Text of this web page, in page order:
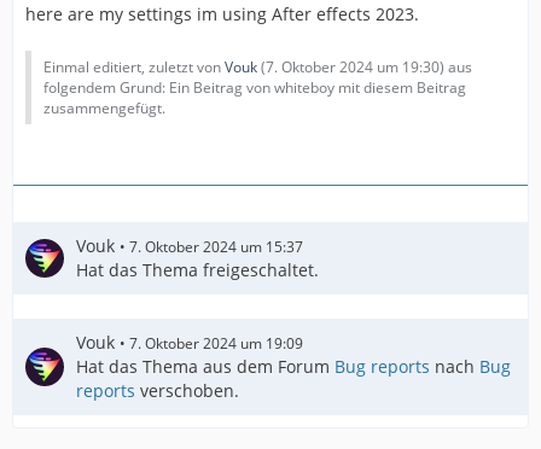
here are my settings im using After effects 2023.
Einmal editiert, zuletzt vonVouk(7. Oktober 2024 um 19:30) aus
folgendem Grund: Ein Beitrag von whiteboy mit diesem Beitrag
zusammengefügt.
Vouk 7. Oktober 2024 um 15:37
Hat das Thema freigeschaltet.
Vouk 7. Oktober 2024 um 19:09
Hat das Thema aus dem Forum Bug reports nach Bug
reports verschoben.